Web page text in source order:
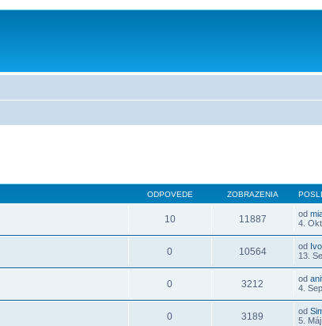
ODPOVEDE ZOBRAZENIA
10 11887 od
4.
0 10564 od
13.
0 3212 od
4.
0 3189 od
5.